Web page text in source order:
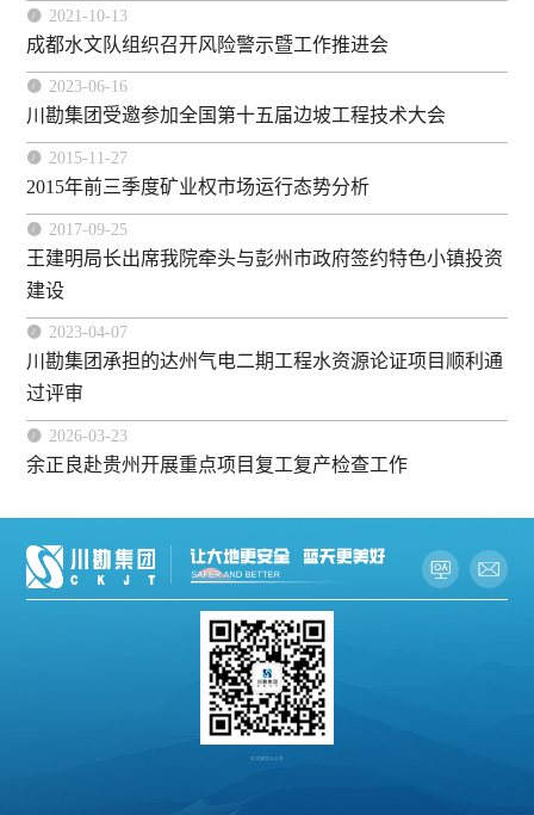
 2021-10-13
成都水文队组织召开风险警示暨工作推进会
 2023-06-16
川勘集团受邀参加全国第十五届边坡工程技术大会
 2015-11-27
2015年前三季度矿业权市场运行态势分析
 2017-09-25
王建明局长出席我院牵头与彭州市政府签约特色小镇投资
建设
 2023-04-07
川勘集团承担的达州气电二期工程水资源论证项目顺利通
过评审
 2026-03-23
余正良赴贵州开展重点项目复工复产检查工作
关注微信公众号